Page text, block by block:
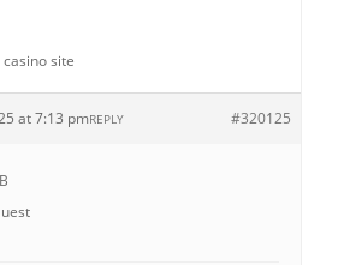
casino site
at 7:13 pm #320125
REPLY